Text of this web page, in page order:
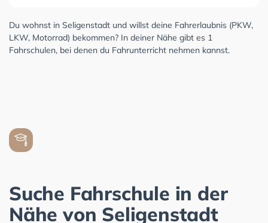
Du wohnst in Seligenstadt und willst deine Fahrerlaubnis (PKW,
LKW, Motorrad) bekommen? In deiner Nähe gibt es 1
Fahrschulen, bei denen du Fahrunterricht nehmen kannst.
Suche Fahrschule in der
Nähe von Seligenstadt